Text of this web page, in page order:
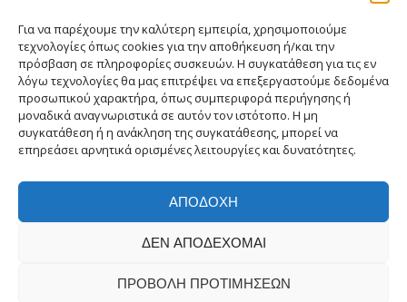
Για να παρέχουμε την καλύτερη εμπειρία, χρησιμοποιούμε
τεχνολογίες όπως cookies για την αποθήκευση ή/και την
πρόσβαση σε πληροφορίες συσκευών. Η συγκατάθεση για τις εν
λόγω τεχνολογίες θα μας επιτρέψει να επεξεργαστούμε δεδομένα
προσωπικού χαρακτήρα, όπως συμπεριφορά περιήγησης ή
μοναδικά αναγνωριστικά σε αυτόν τον ιστότοπο. Η μη
συγκατάθεση ή η ανάκληση της συγκατάθεσης, μπορεί να
επηρεάσει αρνητικά ορισμένες λειτουργίες και δυνατότητες.
ΑΠΟΔΟΧΉ
ΔΕΝ ΑΠΟΔΈΧΟΜΑΙ
ΠΡΟΒΟΛΉ ΠΡΟΤΙΜΉΣΕΩΝ
Προσωπικά Δεδομένα
Πολιτική Cookies
Δήλωση Προσβασιμότητας
© 2026 ΕΑΔΗΣΥ® | Με την διαφύλαξη κάθε
νόμιμου δικαιώματος
Δημιουργία-Σχεδίαση INFOWAY